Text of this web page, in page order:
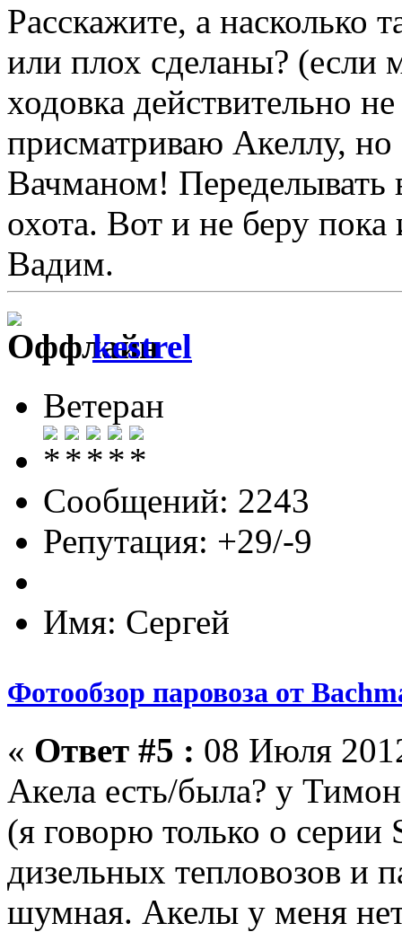
Расскажите, а насколько
или плох сделаны? (если
ходовка действительно
присматриваю Акеллу, но
Вачманом! Переделывать
охота. Вот и не беру
Вадим.
kestrel
Ветеран
Сообщений: 2243
Репутация: +29/-9
Имя: Сергей
Фотообзор паровоза от
« Ответ #5 : 08 Июля
Акела есть/была? у
(я говорю только о серии
дизельных тепловозов и
шумная. Акелы у меня